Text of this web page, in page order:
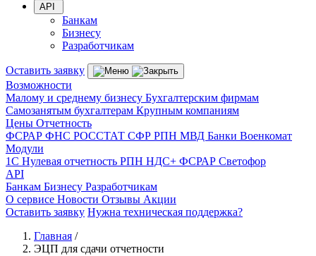
API
Банкам
Бизнесу
Разработчикам
Оставить заявку
Возможности
Малому и среднему бизнесу Бухгалтерским фирмам
Самозанятым бухгалтерам Крупным компаниям
Цены Отчетность
ФСРАР ФНС РОССТАТ СФР РПН МВД Банки Военкомат
Модули
1С Нулевая отчетность РПН НДС+ ФСРАР Светофор
API
Банкам Бизнесу Разработчикам
О сервисе Новости Отзывы Акции
Оставить заявку Нужна техническая поддержка?
Главная /
ЭЦП для сдачи отчетности